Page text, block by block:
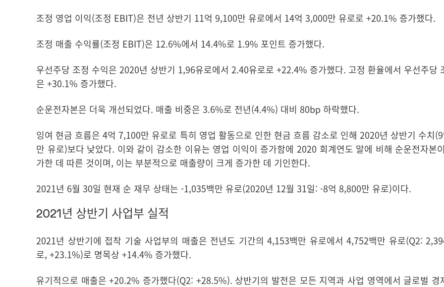
조정 영업 이익(조정 EBIT)은 전년 상반기 11억 9,100만 유로에서 14억 3,000만 유로로 +20.1% 증가했다.
조정 매출 수익률(조정 EBIT)은 12.6%에서 14.4%로 1.9% 포인트 증가했다.
우선주당 조정 수익은 2020년 상반기 1,96유로에서 2.40유로로 +22.4% 증가했다. 고정 환율에서 우선주당
은 +30.1% 증가했다.
순운전자본은 더욱 개선되었다. 매출 비중은 3.6%로 전년(4.4%) 대비 80bp 하락했다.
잉여 현금 흐름은 4억 7,100만 유로로 특히 영업 활동으로 인한 현금 흐름 감소로 인해 2020년 상반기 수치
만 유로)보다 낮았다. 이와 같이 감소한 이유는 영업 이익이 증가함에 2020 회계연도 말에 비해 순운전자본
가한 데 따른 것이며, 이는 부분적으로 매출량이 크게 증가한 데 기인한다.
2021년 6월 30일 현재 순 재무 상태는 -1,035백만 유로(2020년 12월 31일: -8억 8,800만 유로)이다.
2021년 상반기 사업부 실적
2021년 상반기에 접착 기술 사업부의 매출은 전년도 기간의 4,153백만 유로에서 4,752백만 유로(Q2:
로, +23.1%)로 명목상 +14.4% 증가했다.
유기적으로 매출은 +20.2% 증가했다(Q2: +28.5%). 상반기의 발전은 모든 지역과 사업 영역에서 글로벌 경